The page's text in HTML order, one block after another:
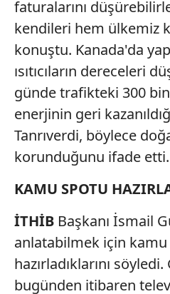
için Ayarlar butonuna
Metnimizi ziyaret edebilirsiniz.
6698 sayılı Kişisel Verilerin
hazırlanmış Aydınlatma
ilgili mevzuata uygun olarak
almak için lütfen tıklayınız.
faturalarını
kendileri hem ülkemiz
konuştu. Kanada'da
ısıtıcıların dereceleri
günde trafikteki 300 bin
enerjinin geri
Tanrıverdi, böylece
korunduğunu ifade etti.
KAMU SPOTU
İTHİB Başkanı İsmail
anlatabilmek için
hazırladıklarını
bugünden itibaren